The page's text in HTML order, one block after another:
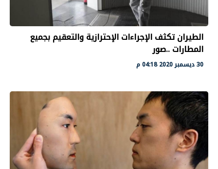
الطيران تكثف الإجراءات الإحترازية والتعقيم بجميع
المطارات ..صور
30 ديسمبر 2020 04:18 م